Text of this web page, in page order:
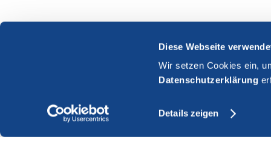
Diese Webseite
Wir setzen Cookies ein,
Datenschutzerklärung
Details zeigen